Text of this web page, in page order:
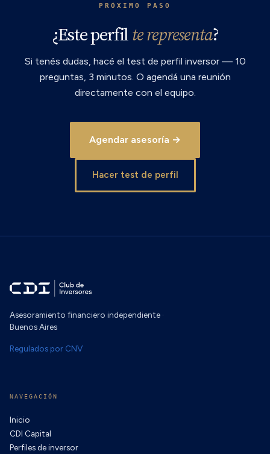
PRÓXIMO PASO
¿Este perfilte representa?
Si tenés dudas, hacé el test de perfil inversor — 10
preguntas, 3 minutos. O agendá una reunión
directamente con el equipo.
Agendar asesoría →
Hacer test de perfil
Asesoramiento financiero independiente ·
Buenos Aires
Regulados por CNV
NAVEGACIÓN
Inicio
CDI Capital
Perfiles de inversor